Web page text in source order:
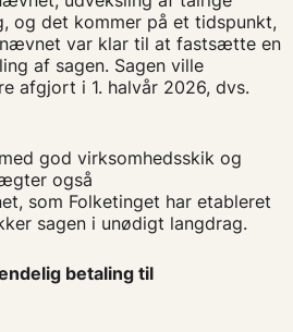
og det kommer på et tidspunkt,
var klar til at fastsætte en
af sagen. Sagen ville
afgjort i 1. halvår 2026, dvs.
god virksomhedsskik og
også
som Folketinget har etableret
sagen i unødigt langdrag.
betaling til